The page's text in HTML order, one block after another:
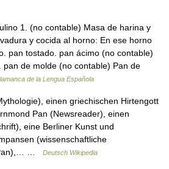
1. (no contable) Masa de harina y
y cocida al horno: En ese horno
pan tostado. pan ácimo (no contable)
pan de molde (no contable) Pan de
de la Lengua Española
einen griechischen Hirtengott
Pan (Newsreader), einen
eine Berliner Kunst und
(wissenschaftliche
…
Deutsch Wikipedia